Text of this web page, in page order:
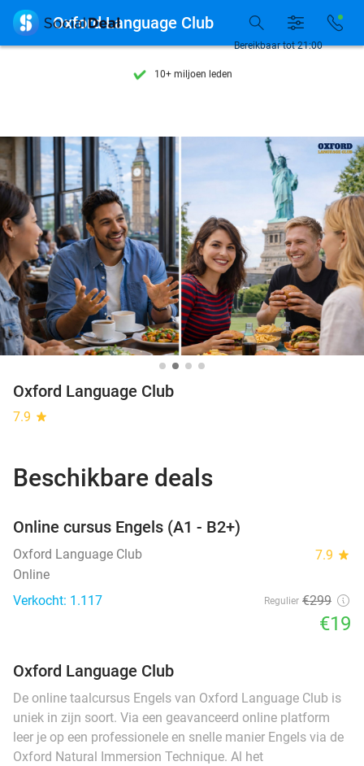
7 dagen per week beschikbaar
10+ miljoen leden
7 dagen per week beschikbaar
Bereikbaar tot 21:00
 Oxford Language Club
Oxford Language Club
7.9 star
Beschikbare deals
Online cursus Engels (A1 - B2+)
Oxford Language Club 7.9 star
Online
Verkocht: 1.117
Regulier €299
€19
Oxford Language Club
De online taalcursus Engels van Oxford Language Club is
uniek in zijn soort. Via een geavanceerd online platform
leer je op een professionele en snelle manier Engels via de
Oxford Natural Immersion Technique. Al het